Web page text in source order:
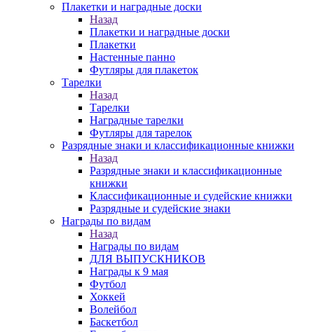
Плакетки и наградные доски
Назад
Плакетки и наградные доски
Плакетки
Настенные панно
Футляры для плакеток
Тарелки
Назад
Тарелки
Наградные тарелки
Футляры для тарелок
Разрядные знаки и классификационные книжки
Назад
Разрядные знаки и классификационные
книжки
Классификационные и судейские книжки
Разрядные и судейские знаки
Награды по видам
Назад
Награды по видам
ДЛЯ ВЫПУСКНИКОВ
Награды к 9 мая
Футбол
Хоккей
Волейбол
Баскетбол